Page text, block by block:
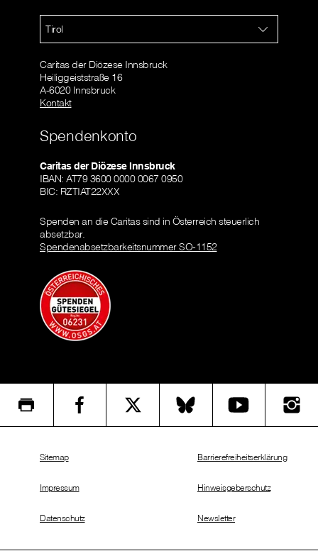
Tirol
Caritas der Diözese Innsbruck
Heiliggeiststraße 16
A-6020 Innsbruck
Kontakt
Spendenkonto
Caritas der Diözese Innsbruck
IBAN: AT79 3600 0000 0067 0950
BIC: RZTIAT22XXX
Spenden an die Caritas sind in Österreich steuerlich
absetzbar.
Spendenabsetzbarkeitsnummer SO-1152
Sitemap
Impressum
Datenschutz
Barrierefreiheitserklärung
Hinweisgeberschutz
Newsletter